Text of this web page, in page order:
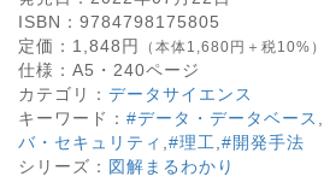
ISBN： 9784798175805
定価： 1,848 円 （本体1,680円＋税10%）
仕様： A5・ 240ページ
カテゴリ： データサイエンス
キーワード： #データ・データベース
バ・セキュリティ #理工 #開発手法
シリーズ： 図解まるわかり